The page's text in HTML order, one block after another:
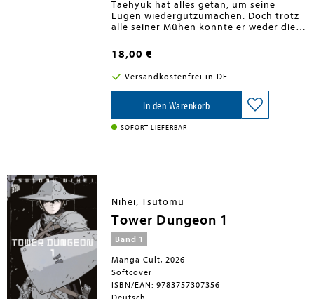
Taehyuk hat alles getan, um seine
Lügen wiedergutzumachen. Doch trotz
alle seiner Mühen konnte er weder die
Partner ausfindig machen, noch die
Krankheit des Drachen heilen. Als der
Verdacht aufkommt, Taehyuks
Gegenwart könnte Grund für den
schlechten Zustand des Drachen sein,
beschließt er, in ein fernes Land zu
reisen. Er ahnt nicht, dass seine
Entscheidung dramatische Folgen
18,00 €
Versandkostenfrei in DE
In den Warenkorb
SOFORT LIEFERBAR
Nihei, Tsutomu
Tower Dungeon 1
Band 1
Manga Cult, 2026
Softcover
ISBN/EAN: 9783757307356